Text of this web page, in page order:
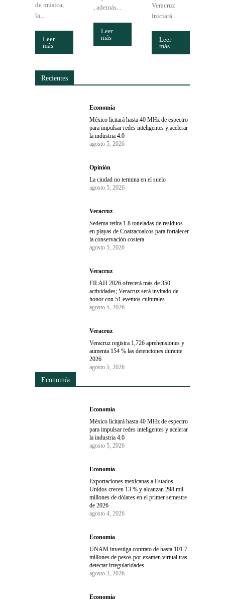
de música,
la...
Leer
más
, además...
Leer
más
Veracruz
iniciará...
Leer
más
Recientes
Economía
México licitará hasta 40 MHz de espectro
para impulsar redes inteligentes y acelerar
la industria 4.0
agosto 5, 2026
Opinión
La ciudad no termina en el suelo
agosto 5, 2026
Veracruz
Sedema retira 1.8 toneladas de residuos
en playas de Coatzacoalcos para fortalecer
la conservación costera
agosto 5, 2026
Veracruz
FILAH 2026 ofrecerá más de 350
actividades; Veracruz será invitado de
honor con 51 eventos culturales
agosto 5, 2026
Veracruz
Veracruz registra 1,726 aprehensiones y
aumenta 154 % las detenciones durante
2026
agosto 5, 2026
Economía
Economía
México licitará hasta 40 MHz de espectro
para impulsar redes inteligentes y acelerar
la industria 4.0
agosto 5, 2026
Economía
Exportaciones mexicanas a Estados
Unidos crecen 13 % y alcanzan 298 mil
millones de dólares en el primer semestre
de 2026
agosto 4, 2026
Economía
UNAM investiga contrato de hasta 101.7
millones de pesos por examen virtual tras
detectar irregularidades
agosto 3, 2026
Economía